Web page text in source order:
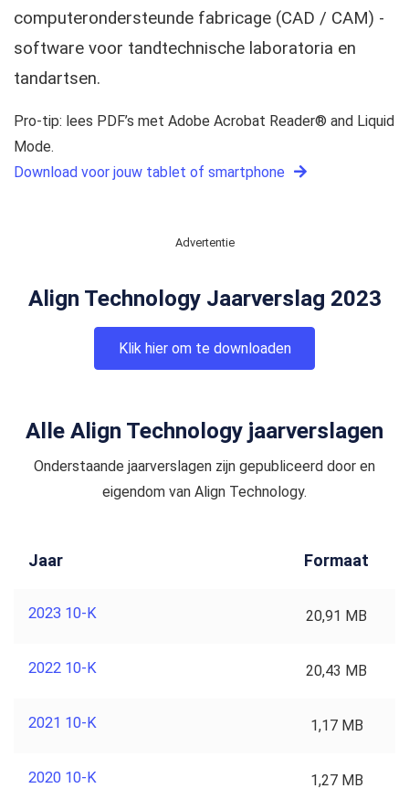
computerondersteunde fabricage (CAD / CAM) -
software voor tandtechnische laboratoria en
tandartsen.
Pro-tip: lees PDF’s met Adobe Acrobat Reader® and Liquid
Mode.
Download voor jouw tablet of smartphone
Advertentie
Align Technology Jaarverslag 2023
Klik hier om te downloaden
Alle Align Technology jaarverslagen
Onderstaande jaarverslagen zijn gepubliceerd door en
eigendom van Align Technology.
Jaar Formaat
2023 10-K 20,91 MB
2022 10-K 20,43 MB
2021 10-K 1,17 MB
2020 10-K 1,27 MB